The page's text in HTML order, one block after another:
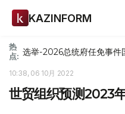
KAZINFORM
热
点: 选举-2026总统府任免事件
10:38, 06 10月 2022
世贸组织预测2023